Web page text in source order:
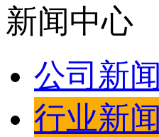
新闻中心
公司新闻
行业新闻